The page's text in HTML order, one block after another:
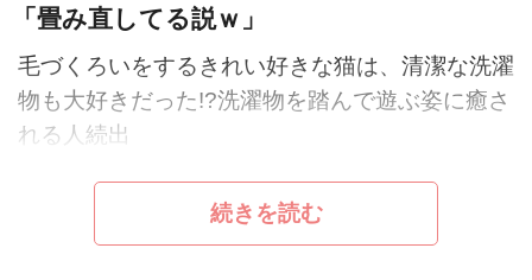
「畳み直してる説ｗ」
毛づくろいをするきれい好きな猫は、清潔な洗濯
物も大好きだった!?洗濯物を踏んで遊ぶ姿に癒さ
れる人続出
続きを読む